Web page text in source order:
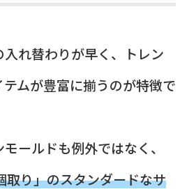
れ替わりが早く、トレン
テムが豊富に揃うのが特徴で
ールドも例外ではなく、
取り」のスタンダードなサ